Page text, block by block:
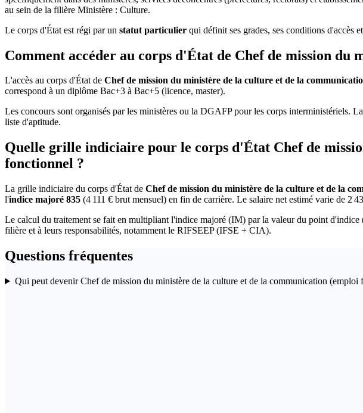
au sein de la filière Ministère : Culture.
Le corps d'État est régi par un statut particulier qui définit ses grades, ses conditions d'accès
Comment accéder au corps d'État de Chef de mission
L'accès au corps d'État de Chef de mission du ministère de la culture et de la
correspond à un diplôme Bac+3 à Bac+5 (licence, master).
Les concours sont organisés par les ministères ou la DGAFP pour les corps interministériels.
liste d'aptitude.
Quelle grille indiciaire pour le corps d'État Chef de
fonctionnel ?
La grille indiciaire du corps d'État de Chef de mission du ministère de la culture et de la
l'indice majoré 835 (4 111 € brut mensuel) en fin de carrière. Le salaire net estimé varie de 2
Le calcul du traitement se fait en multipliant l'indice majoré (IM) par la valeur du point d'indice
filière et à leurs responsabilités, notamment le RIFSEEP (IFSE + CIA).
Questions fréquentes
Qui peut devenir Chef de mission du ministère de la culture et de la communication (emploi